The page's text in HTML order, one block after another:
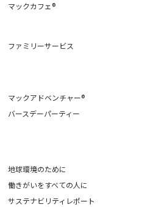
マックカフェ®
ファミリーサービス
マックアドベンチャー®
バースデーパーティー
地球環境のために
働きがいをすべての人に
サステナビリティレポート